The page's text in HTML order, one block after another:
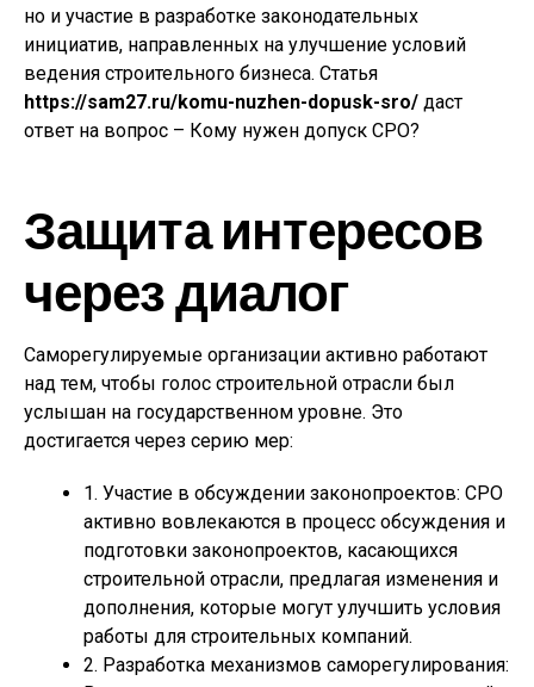
но и участие в разработке законодательных
инициатив, направленных на улучшение условий
ведения строительного бизнеса. Статья
https://sam27.ru/komu-nuzhen-dopusk-sro/ даст
ответ на вопрос – Кому нужен допуск СРО?
Защита интересов
через диалог
Саморегулируемые организации активно работают
над тем, чтобы голос строительной отрасли был
услышан на государственном уровне. Это
достигается через серию мер:
1. Участие в обсуждении законопроектов: СРО
активно вовлекаются в процесс обсуждения и
подготовки законопроектов, касающихся
строительной отрасли, предлагая изменения и
дополнения, которые могут улучшить условия
работы для строительных компаний.
2. Разработка механизмов саморегулирования: